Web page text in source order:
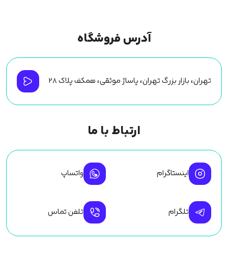
آدرس فروشگاه
تهران، بازار بزرگ تهران، پاساژ موثقی، همکف پلاک ۲۸
ارتباط با ما
اینستاگرام واتساپ
تلگرام تلفن تماس